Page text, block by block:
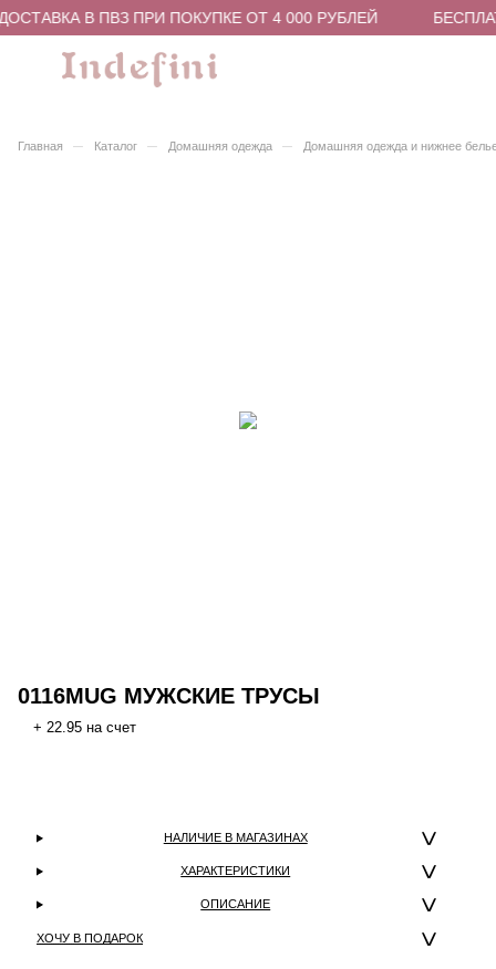
В ПВЗ ПРИ ПОКУПКЕ ОТ 4 000 РУБЛЕЙ
Главная – Каталог – Домашняя одежда – Домашняя одежда и нижнее
0116MUG МУЖСКИЕ ТРУСЫ
+ 22.95 на счет
НАЛИЧИЕ В МАГАЗИНАХ
ХАРАКТЕРИСТИКИ
ОПИСАНИЕ
ХОЧУ В ПОДАРОК